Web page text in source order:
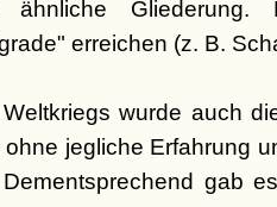
Gliederung.
erreichen (z. B.
wurde auch
jegliche Erfahrung
gab